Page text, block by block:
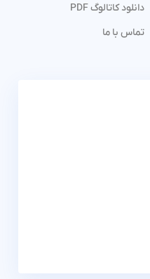
دانلود کاتالوگ PDF
تماس با ما